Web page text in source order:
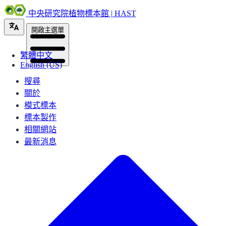
中央研究院植物標本館 | HAST
繁體中文
English (US)
開啟主選單
搜尋
關於
模式標本
標本製作
相關網站
最新消息